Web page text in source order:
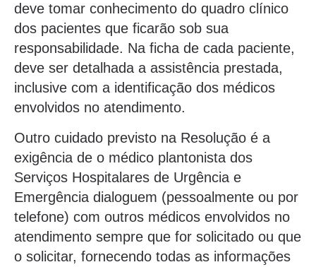
deve tomar conhecimento do quadro clínico
dos pacientes que ficarão sob sua
responsabilidade. Na ficha de cada paciente,
deve ser detalhada a assistência prestada,
inclusive com a identificação dos médicos
envolvidos no atendimento.
Outro cuidado previsto na Resolução é a
exigência de o médico plantonista dos
Serviços Hospitalares de Urgência e
Emergência dialoguem (pessoalmente ou por
telefone) com outros médicos envolvidos no
atendimento sempre que for solicitado ou que
o solicitar, fornecendo todas as informações